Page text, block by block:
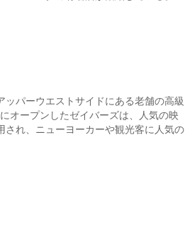
ッパーウエストサイドにある老舗の高級
オープンしたゼイバーズは、人気の映
され、ニューヨーカーや観光客に人気の